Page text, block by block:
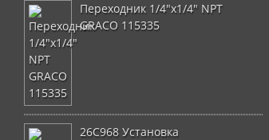
Переходник 1/4"x1/4" NPT
GRACO 115335
26C968 Установка